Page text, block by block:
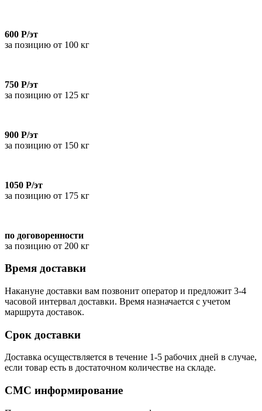
600 Р/эт
за позицию от 100 кг
750 Р/эт
за позицию от 125 кг
900 Р/эт
за позицию от 150 кг
1050 Р/эт
за позицию от 175 кг
по договоренности
за позицию от 200 кг
Время доставки
Накануне доставки вам позвонит оператор и предложит 3-4
часовой интервал доставки. Время назначается с учетом
маршрута доставок.
Срок доставки
Доставка осуществляется в течение 1-5 рабочих дней в случае,
если товар есть в достаточном количестве на складе.
СМС информирование